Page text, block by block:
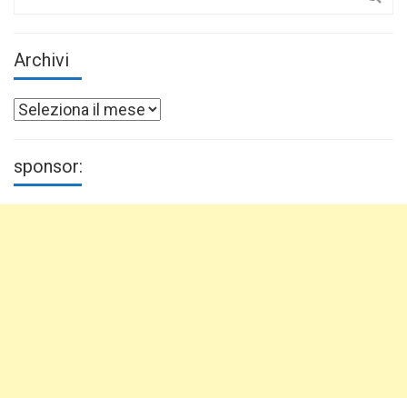
Archivi
Archivi
sponsor: